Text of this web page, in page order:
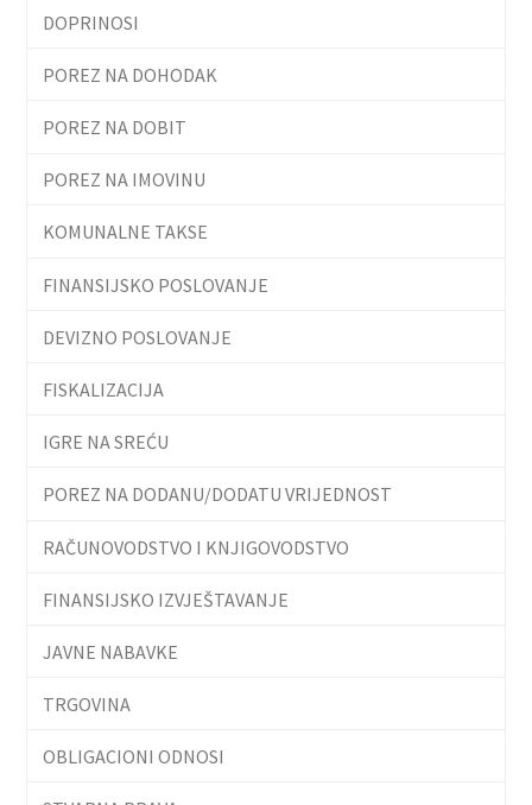
DOPRINOSI
POREZ NA DOHODAK
POREZ NA DOBIT
POREZ NA IMOVINU
KOMUNALNE TAKSE
FINANSIJSKO POSLOVANJE
DEVIZNO POSLOVANJE
FISKALIZACIJA
IGRE NA SREĆU
POREZ NA DODANU/DODATU VRIJEDNOST
RAČUNOVODSTVO I KNJIGOVODSTVO
FINANSIJSKO IZVJEŠTAVANJE
JAVNE NABAVKE
TRGOVINA
OBLIGACIONI ODNOSI